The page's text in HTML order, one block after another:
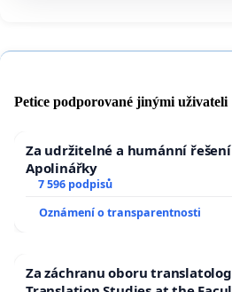
Petice podporované jinými uživateli
Za udržitelné a humánní
Apolinářky
7 596 podpisů
Oznámení o transparentnosti
Za záchranu oboru